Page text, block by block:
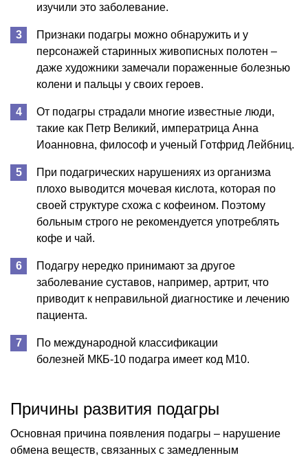
изучили это заболевание.
Признаки подагры можно обнаружить и у
персонажей старинных живописных полотен –
даже художники замечали пораженные болезнью
колени и пальцы у своих героев.
От подагры страдали многие известные люди,
такие как Петр Великий, императрица Анна
Иоанновна, философ и ученый Готфрид Лейбниц.
При подагрических нарушениях из организма
плохо выводится мочевая кислота, которая по
своей структуре схожа с кофеином. Поэтому
больным строго не рекомендуется употреблять
кофе и чай.
Подагру нередко принимают за другое
заболевание суставов, например, артрит, что
приводит к неправильной диагностике и лечению
пациента.
По международной классификации
болезней МКБ-10 подагра имеет код М10.
Причины развития подагры
Основная причина появления подагры – нарушение
обмена веществ, связанных с замедленным